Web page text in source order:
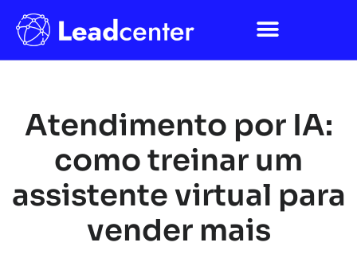
Atendimento por IA:
como treinar um
assistente virtual para
vender mais